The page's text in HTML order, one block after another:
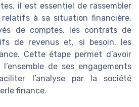
il est essentiel de rassembler
à sa situation financière.
de comptes, les contrats de
de revenus et, si besoin, les
Cette étape permet d’avoir
de ses engagements
l’analyse par la société
finance.